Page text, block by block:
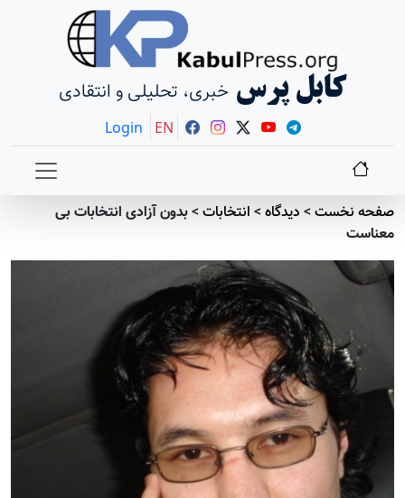
کابل پرس خبری، تحلیلی و انتقادی
Login EN
صفحه نخست> دیدگاه> انتخابات>بدون آزادی انتخابات بی
معناست